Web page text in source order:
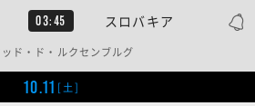
03:45 スロバキア
ド・ド・ルクセンブルグ
10.11 [土]